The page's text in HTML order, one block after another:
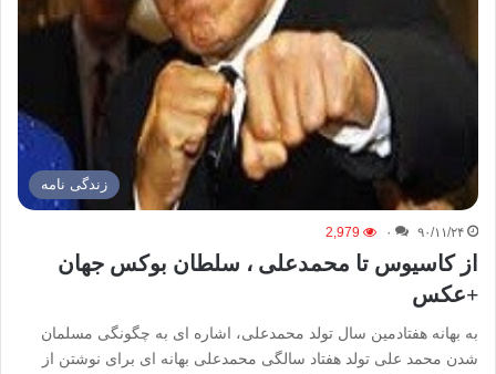
زندگی نامه
۹۰/۱۱/۲۴ ۰ 2,979
از کاسیوس تا محمدعلی ، سلطان بوکس جهان
+عکس
به بهانه هفتادمین سال تولد محمدعلی، اشاره ای به چگونگی مسلمان
شدن محمد علی تولد هفتاد سالگی محمدعلی بهانه ای برای نوشتن از